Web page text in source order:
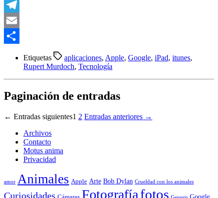
WhatsApp
Telegram
Email
Etiquetas aplicaciones, Apple, Google, iPad, itunes,
Rupert Murdoch, Tecnología
Paginación de entradas
← Entradas siguientes1 2 Entradas anteriores →
Archivos
Contacto
Motus anima
Privacidad
amor Animales Apple Arte Bob Dylan Crueldad con los animales
Curiosidades Fotografíafotos